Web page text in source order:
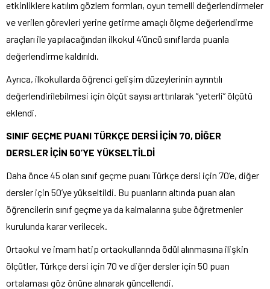
etkinliklere katılım gözlem formları, oyun temelli değerlendirmeler
ve verilen görevleri yerine getirme amaçlı ölçme değerlendirme
araçları ile yapılacağından ilkokul 4’üncü sınıflarda puanla
değerlendirme kaldırıldı.
Ayrıca, ilkokullarda öğrenci gelişim düzeylerinin ayrıntılı
değerlendirilebilmesi için ölçüt sayısı arttırılarak “yeterli” ölçütü
eklendi.
SINIF GEÇME PUANI TÜRKÇE DERSİ İÇİN 70, DİĞER
DERSLER İÇİN 50’YE YÜKSELTİLDİ
Daha önce 45 olan sınıf geçme puanı Türkçe dersi için 70’e, diğer
dersler için 50’ye yükseltildi. Bu puanların altında puan alan
öğrencilerin sınıf geçme ya da kalmalarına şube öğretmenler
kurulunda karar verilecek.
Ortaokul ve imam hatip ortaokullarında ödül alınmasına ilişkin
ölçütler, Türkçe dersi için 70 ve diğer dersler için 50 puan
ortalaması göz önüne alınarak güncellendi.